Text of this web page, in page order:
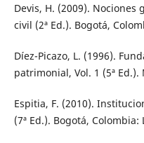
Devis, H. (2009). Nociones
civil (2ª Ed.). Bogotá,
Díez-Picazo, L. (1996).
patrimonial, Vol. 1 (5ª
Espitia, F. (2010).
(7ª Ed.). Bogotá, Colombia: